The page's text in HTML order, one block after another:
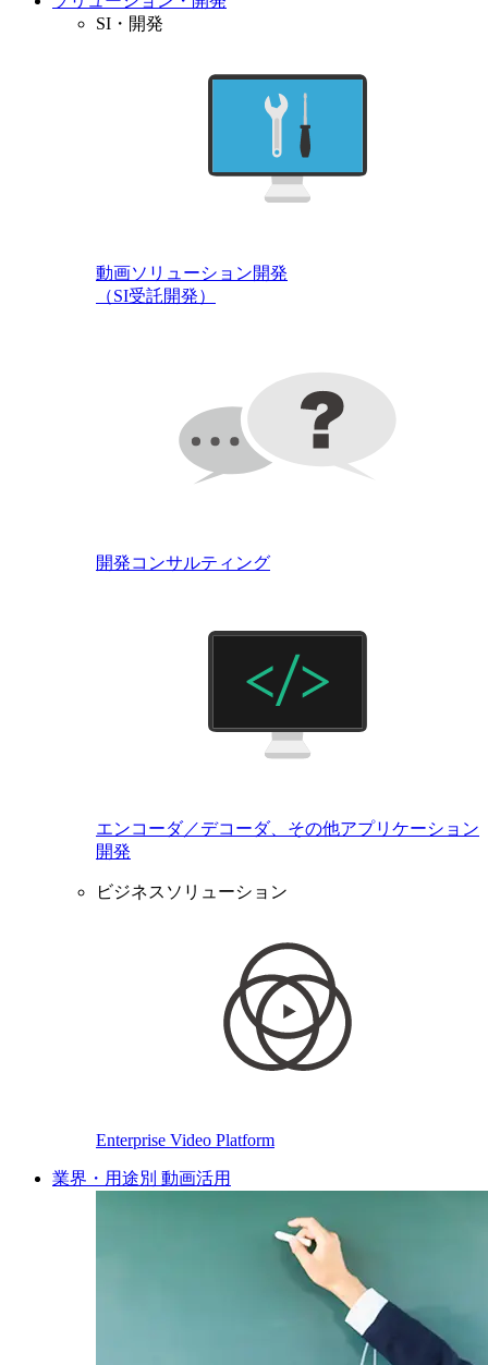
SI・開発
動画ソリューション開発
（SI受託開発）
開発コンサルティング
エンコーダ／デコーダ、その他アプリケーション
開発
ビジネスソリューション
Enterprise Video Platform
業界・用途別 動画活用